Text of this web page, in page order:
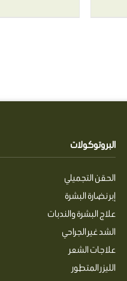
البروتوكولات
الحقن التجميلي
إبر نضارة البشرة
علاج البشرة والندبات
الشد غير الجراحي
علاجات الشعر
الليزر المتطور